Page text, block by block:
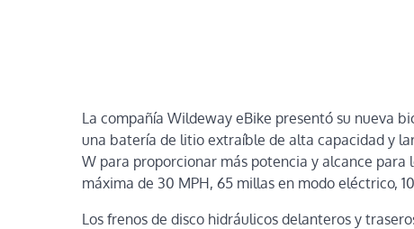
La compañía Wildeway eBike presentó su nueva
una batería de litio extraíble de alta capacidad y
W para proporcionar más potencia y alcance
máxima de 30 MPH, 65 millas en modo eléctrico,
Los frenos de disco hidráulicos delanteros y